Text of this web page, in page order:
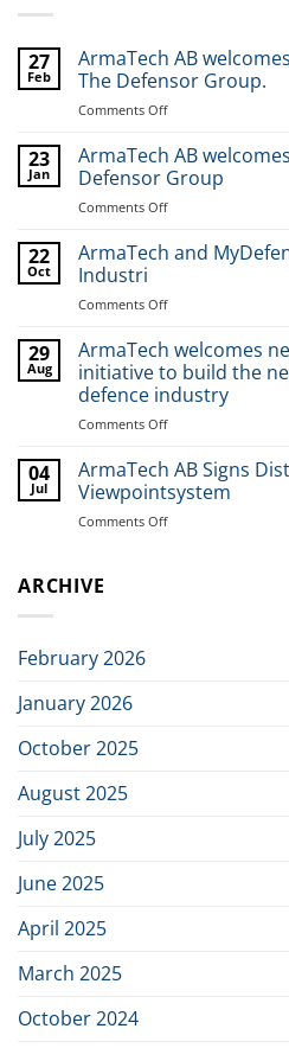
27
Feb
ArmaTech AB
The Defensor Group.
Comments Offon
AB
welcomes
Novator
Solutions
The
23
Jan
ArmaTech AB
Defensor Group
Comments Offon
AB
Marine
the
Defensor
Group
22
Oct
ArmaTech and
Industri
Comments Offon
and
MyDefence
Featured
in
Dagens
29
Aug
ArmaTech welcomes
initiative to build the
defence industry
Comments Offon
welcomes
new
investors
in
04
Jul
ArmaTech AB Signs
Viewpointsystem
Comments Offon
ARCHIVE
February 2026
January 2026
October 2025
August 2025
July 2025
June 2025
April 2025
March 2025
October 2024